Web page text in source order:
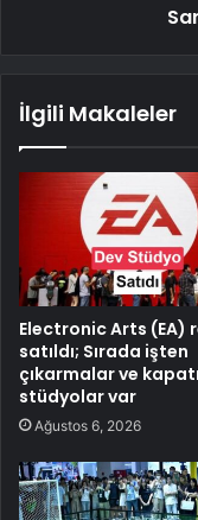
İlgili Makaleler
Electronic Arts (EA)
satıldı; Sırada işten
çıkarmalar ve
stüdyolar var
Ağustos 6, 2026